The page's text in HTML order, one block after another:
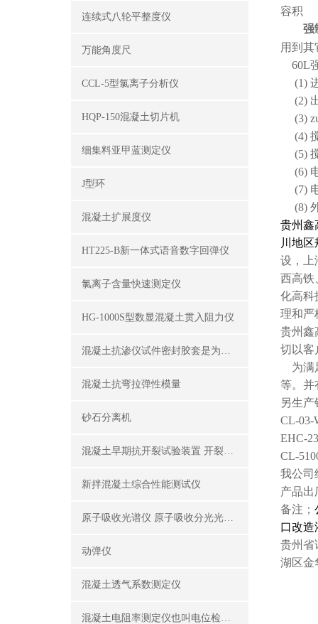
连续式八轮平整度仪
万能角度尺
CCL-5型氯离子分析仪
HQP-150混凝土切片机
细集料亚甲蓝测定仪
J型环
混凝土扩展度仪
HT225-B新一体式语音数字回弹仪
氯离子含量快速测定仪
HG-1000S型数显混凝土贯入阻力仪
混凝土抗渗仪试件密封胶套是为了密封试件外围
混凝土抗弯拉弹性模量
砂石分离机
混凝土早期抗开裂试验装置 开裂试模
新拌混凝土综合性能测试仪
原子吸收光谱仪 原子吸收分光光度计
动弹仪
混凝土透气系数测定仪
混凝土电阻率测定仪也叫电位检测仪（锈蚀分析仪）
容积
强
用到
60L
(1)
(2)
(3)
(4)
(5)
(6)
(7)
(8)
贵州鑫
川地
设，上
西高铁
化高科
理和严
贵州鑫
切以客
为满
等。并
另生产
CL-03-
EHC-
CL-
我公司
产品出
备注；
口改造
贵州省
湖区金